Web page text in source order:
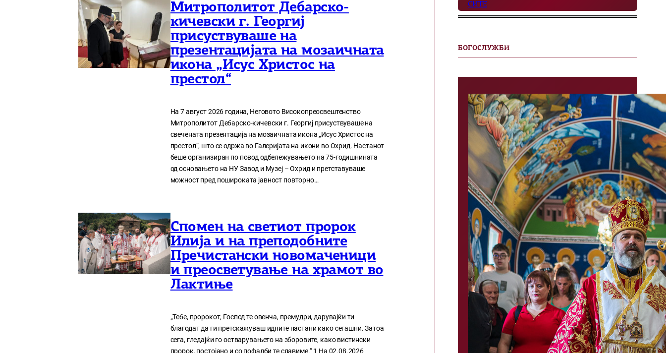
Митрополитот Дебарско-
кичевски г. Георгиј
присуствуваше на
презентацијата на мозаичната
икона „Исус Христос на
престол“
На 7 август 2026 година, Неговото Високопреосвештенство
Митрополитот Дебарско-кичевски г. Георгиј присуствуваше на
свечената презентација на мозаичната икона „Исус Христос на
престол“, што се одржа во Галеријата на икони во Охрид. Настанот
беше организиран по повод одбележувањето на 75-годишнината
од основањето на НУ Завод и Музеј – Охрид и претставуваше
можност пред пошироката јавност повторно…
Спомен на светиот пророк
Илија и на преподобните
Пречистански новомаченици
и преосветување на храмот во
Лактиње
„Тебе, пророкот, Господ те овенча, премудри, дарувајќи ти
благодат да ги претскажуваш идните настани како сегашни. Затоа
сега, гледајќи го остварувањето на зборовите, како вистински
пророк, постојано и со пофалби те славиме.“ 1 На 02.08.2026
СИТЕ
БОГОСЛУЖБИ